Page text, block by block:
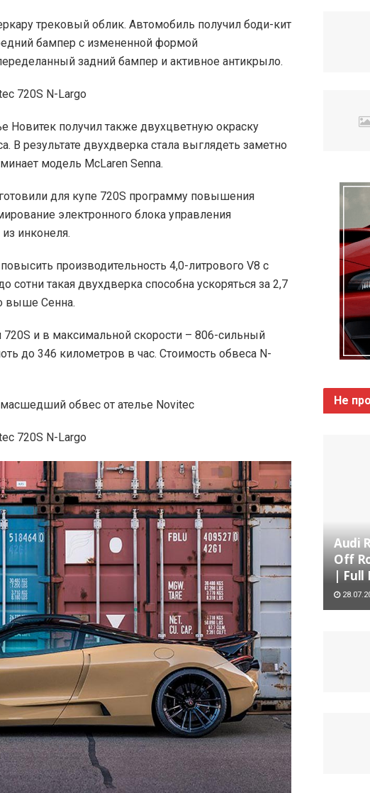
трековый облик. Автомобиль получил боди-кит
бампер с измененной формой
задний бампер и активное антикрыло.
Новитек получил также двухцветную окраску
результате двухдверка стала выглядеть заметно
модель McLaren Senna.
для купе 720S программу повышения
электронного блока управления
инконеля.
производительность 4,0-литрового V8 с
сотни такая двухдверка способна ускоряться за 2,7
выше Сенна.
и в максимальной скорости – 806-сильный
до 346 километров в час. Стоимость обвеса N-
Не
Audi
Off
| Full